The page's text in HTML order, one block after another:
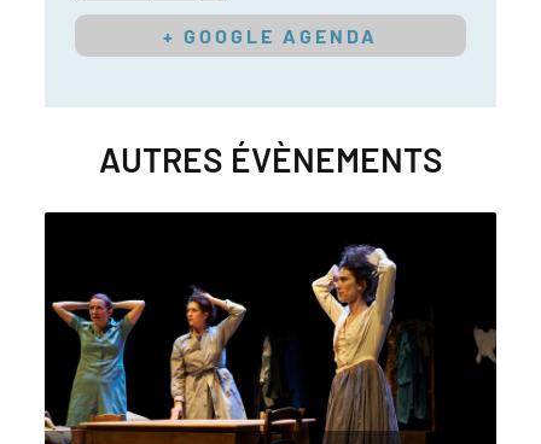
+ GOOGLE AGENDA
AUTRES ÉVÈNEMENTS